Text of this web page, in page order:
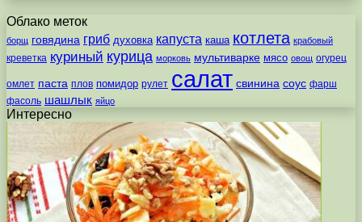
Облако меток
борщ говядина гриб духовка капуста каша котлета крабовый
креветка куриный курица морковь мультиварке мясо овощ огурец
омлет паста плов помидор рулет салат свинина соус фарш
фасоль шашлык яйцо
Интересно